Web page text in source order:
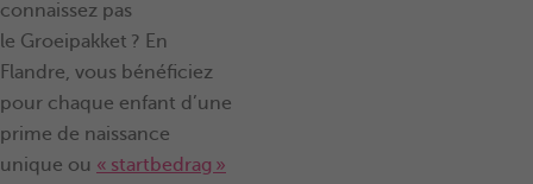
connaissez pas
le Groeipakket ? En
Flandre, vous bénéficiez
pour chaque enfant d’une
prime de naissance
unique ou « startbedrag »